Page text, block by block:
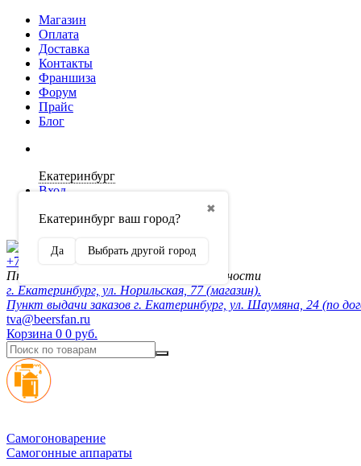
Магазин
Оплата
Доставка
Контакты
Франшиза
Форум
Прайс
Блог
Екатеринбург
✖
Екатеринбург ваш город?
Да Выбрать другой город
Вход
Регистрация
+7 (902) 872-54-70
Пн-Пт 10:00-20:00, сб-вск по договорённости
г. Екатеринбург, ул. Норильская, 77 (магазин).
Пункт выдачи заказов г. Екатеринбург, ул. Шаумяна, 24 (по
tva@beersfan.ru
Корзина 0 0 руб.
Cамогоноварение
Самогонные аппараты